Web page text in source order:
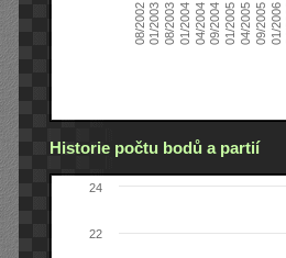
08/200201/200308/200301/200404/200409/200401/200504/200509/200501/2006
Historie počtu bodů a partií
22
24